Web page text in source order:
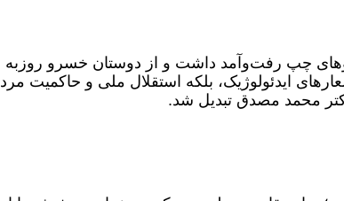
چپ رفت‌وآمد داشت و از دوستان خسرو روزبه
ایدئولوژیک، بلکه استقلال ملی و حاکمیت
محمد مصدق تبدیل شد.